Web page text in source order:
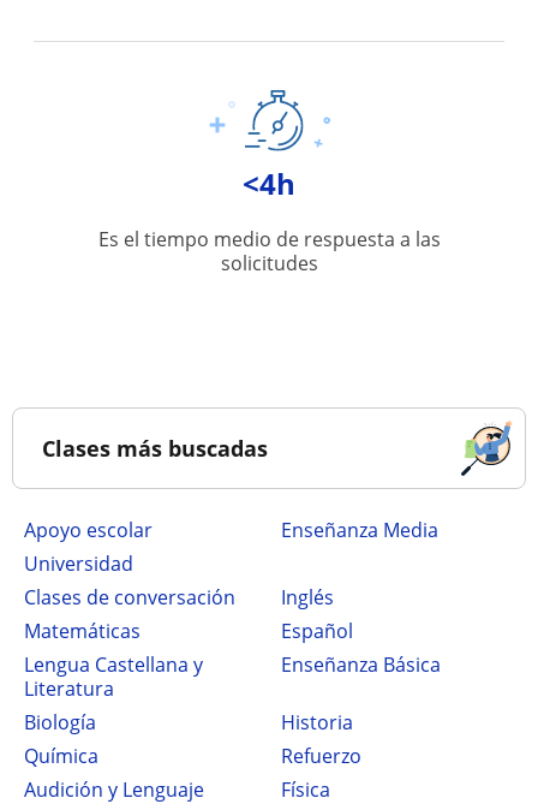
<4h
Es el tiempo medio de respuesta a las
solicitudes
Clases más buscadas
Apoyo escolar
Enseñanza Media
Universidad
Clases de conversación
Inglés
Matemáticas
Español
Lengua Castellana y
Literatura
Enseñanza Básica
Biología
Historia
Química
Refuerzo
Audición y Lenguaje
Física